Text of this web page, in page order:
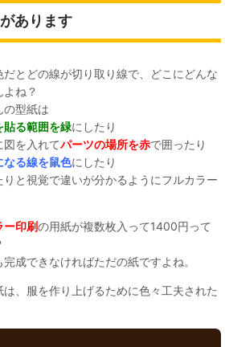
あります
とどの線が切り取り線で、どこにどんな
ね？
の型紙は
貼る範囲を緑にしたり
を入れてパーツの場所を赤で囲ったり
なる線を鼠色にしたり
りと視覚で違いが分かるようにフルカラー
ー印刷の用紙が複数枚入って1400円って
成できなければただの紙ですよね。
、服を作り上げるために色々工夫された